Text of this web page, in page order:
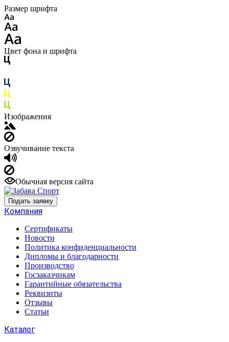
Размер шрифта
Цвет фона и шрифта
Изображения
Озвучивание текста
Обычная версия сайта
Подать заявку
Компания
Сертификаты
Новости
Политика конфиденциальности
Дипломы и благодарности
Производство
Госзаказчикам
Гарантийные обязательства
Реквизиты
Отзывы
Статьи
Каталог